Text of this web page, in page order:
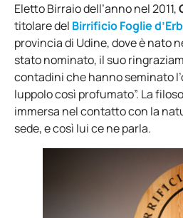
Eletto Birraio dell’anno nel 2011,
titolare del Birrificio Foglie
provincia di Udine, dove è nato
stato nominato, il suo
contadini che hanno seminato
luppolo così profumato”. La
immersa nel contatto con la
sede, e così lui ce ne parla.